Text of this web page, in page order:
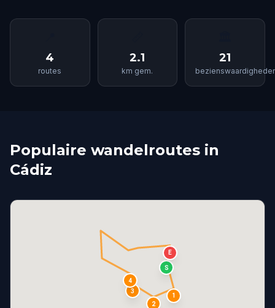
4
routes
2.1
km gem.
21
Populaire wandelroutes in
Cádiz
S
1
2
3
4
E